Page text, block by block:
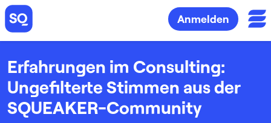
Anmelden
Erfahrungen im Consulting:
Ungefilterte Stimmen aus der
SQUEAKER-Community